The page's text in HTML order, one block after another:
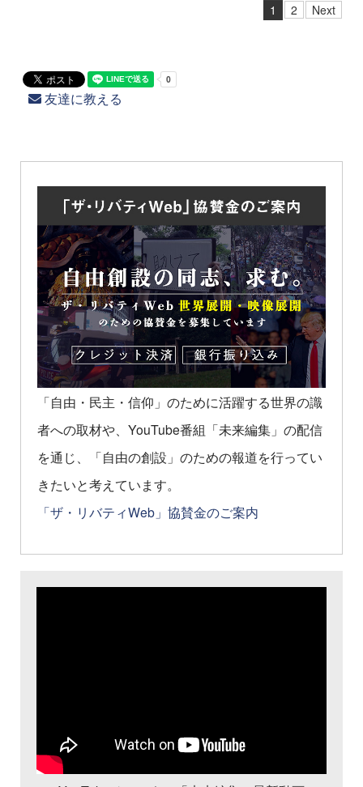
1 2 Next
友達に教える
「自由・民主・信仰」のために活躍する世界の識
者への取材や、YouTube番組「未来編集」の配信
を通じ、「自由の創設」のための報道を行ってい
きたいと考えています。
「ザ・リバティWeb」協賛金のご案内